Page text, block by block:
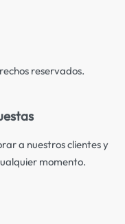
reservados.
a nuestros clientes y
momento.